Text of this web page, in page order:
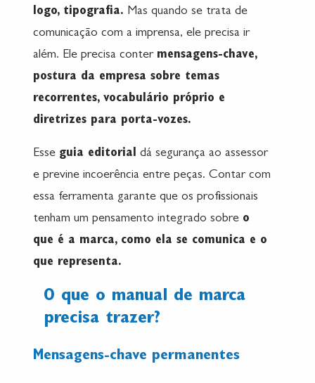
logo, tipografia. Mas quando se trata de
comunicação com a imprensa, ele precisa ir
além. Ele precisa conter mensagens-chave,
postura da empresa sobre temas
recorrentes, vocabulário próprio e
diretrizes para porta-vozes.
Esse guia editorial dá segurança ao assessor
e previne incoerência entre peças. Contar com
essa ferramenta garante que os profissionais
tenham um pensamento integrado sobre o
que é a marca, como ela se comunica e o
que representa.
O que o manual de marca
precisa trazer?
Mensagens-chave permanentes